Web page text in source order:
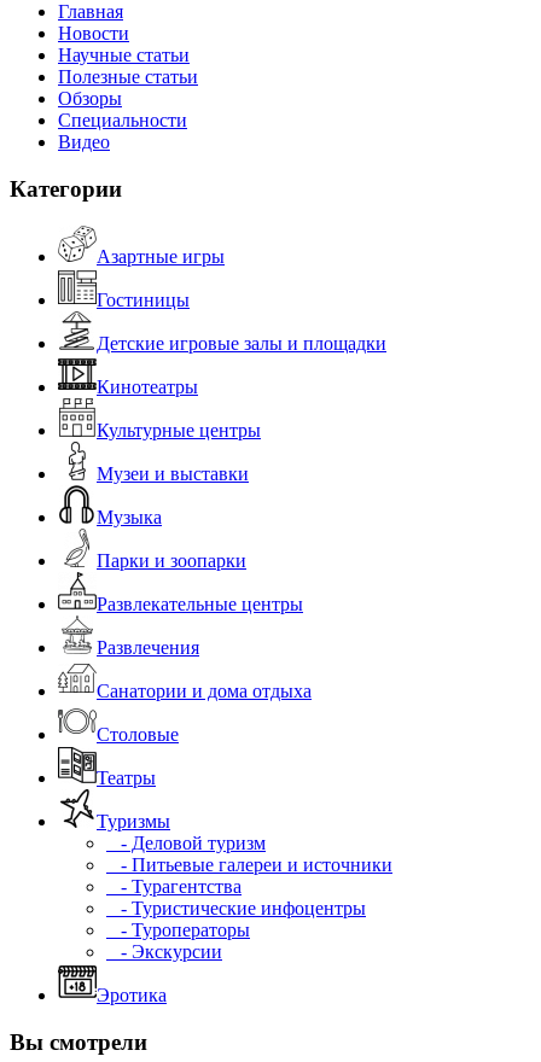
Главная
Новости
Научные статьи
Полезные статьи
Обзоры
Специальности
Видео
Категории
Азартные игры
Гостиницы
Детские игровые залы и площадки
Кинотеатры
Культурные центры
Музеи и выставки
Музыка
Парки и зоопарки
Развлекательные центры
Развлечения
Санатории и дома отдыха
Столовые
Театры
Туризмы
- Деловой туризм
- Питьевые галереи и источники
- Турагентства
- Туристические инфоцентры
- Туроператоры
- Экскурсии
Эротика
Вы смотрели